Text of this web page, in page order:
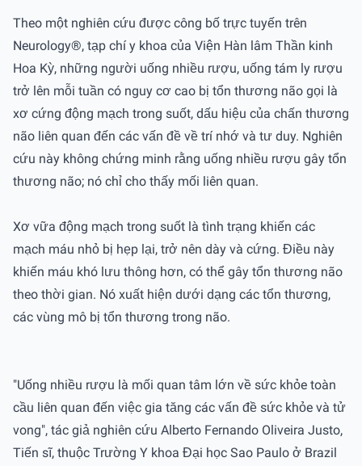
Theo một nghiên cứu được công bố trực tuyến trên
Neurology®, tạp chí y khoa của Viện Hàn lâm Thần kinh
Hoa Kỳ, những người uống nhiều rượu, uống tám ly rượu
trở lên mỗi tuần có nguy cơ cao bị tổn thương não gọi là
xơ cứng động mạch trong suốt, dấu hiệu của chấn thương
não liên quan đến các vấn đề về trí nhớ và tư duy. Nghiên
cứu này không chứng minh rằng uống nhiều rượu gây tổn
thương não; nó chỉ cho thấy mối liên quan.
Xơ vữa động mạch trong suốt là tình trạng khiến các
mạch máu nhỏ bị hẹp lại, trở nên dày và cứng. Điều này
khiến máu khó lưu thông hơn, có thể gây tổn thương não
theo thời gian. Nó xuất hiện dưới dạng các tổn thương,
các vùng mô bị tổn thương trong não.
"Uống nhiều rượu là mối quan tâm lớn về sức khỏe toàn
cầu liên quan đến việc gia tăng các vấn đề sức khỏe và tử
vong", tác giả nghiên cứu Alberto Fernando Oliveira Justo,
Tiến sĩ, thuộc Trường Y khoa Đại học Sao Paulo ở Brazil